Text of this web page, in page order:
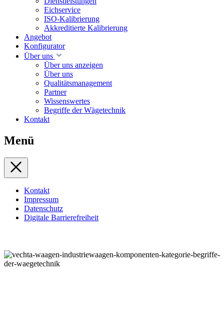
Eichservice
ISO-Kalibrierung
Akkreditierte Kalibrierung
Angebot
Konfigurator
Über uns
Über uns anzeigen
Über uns
Qualitätsmanagement
Partner
Wissenswertes
Begriffe der Wägetechnik
Kontakt
Menü
Kontakt
Impressum
Datenschutz
Digitale Barrierefreiheit